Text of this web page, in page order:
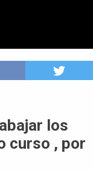
los
curso , por